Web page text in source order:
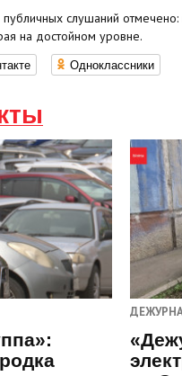
слушаний
на достойном уровне.
Одноклассники